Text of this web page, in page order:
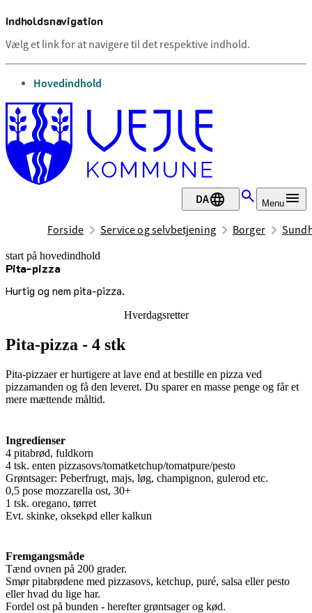
Indholdsnavigation
Vælg et link for at navigere til det respektive indhold.
gå til
Hovedindhold
DA Menu
Forside Service og selvbetjening Borger
start på hovedindhold
Pita-pizza
Hurtig og nem pita-pizza.
senest opdateret 30. marts 2026
Hverdagsretter
Pita-pizza - 4 stk
Pita-pizzaer er hurtigere at lave end at bestille en pizza ved
pizzamanden og få den leveret. Du sparer en masse penge og får et
mere mættende måltid.
Ingredienser
4 pitabrød, fuldkorn
4 tsk. enten pizzasovs/tomatketchup/tomatpure/pesto
Grøntsager: Peberfrugt, majs, løg, champignon, gulerod etc.
0,5 pose mozzarella ost, 30+
1 tsk. oregano, tørret
Evt. skinke, oksekød eller kalkun
Fremgangsmåde
Tænd ovnen på 200 grader.
Smør pitabrødene med pizzasovs, ketchup, puré, salsa eller pesto
eller hvad du lige har.
Fordel ost på bunden - herefter grøntsager og kød.